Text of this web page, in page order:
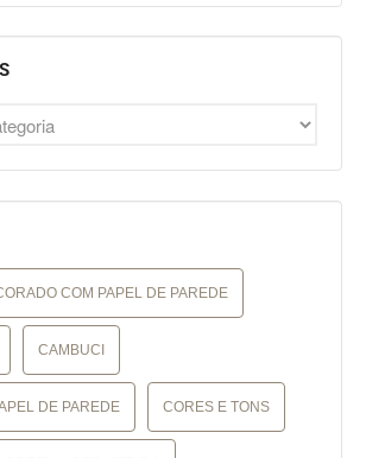
COM PAPEL DE PAREDE
CAMBUCI
DE PAREDE CORES E TONS